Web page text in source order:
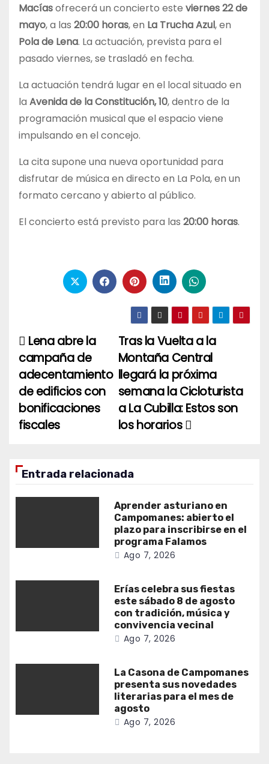
Macíasofrecerá un concierto este viernes 22 de
mayo, a las 20:00 horas, en La Trucha Azul, en
Pola de Lena. La actuación, prevista para el
pasado viernes, se trasladó en fecha.
La actuación tendrá lugar en el local situado en
la Avenida de la Constitución, 10, dentro de la
programación musical que el espacio viene
impulsando en el concejo.
La cita supone una nueva oportunidad para
disfrutar de música en directo en La Pola, en un
formato cercano y abierto al público.
El concierto está previsto para las 20:00 horas.
Navegación
de
entradas
Tras la Vuelta a la
Montaña Central
llegará la próxima
semana la Cicloturista
a La Cubilla: Estos son
los horarios
Lena abre la
campaña de
adecentamiento
de edificios con
bonificaciones
fiscales
Entrada relacionada
Aprender asturiano en
Campomanes: abierto el
plazo para inscribirse en el
programa Falamos
Ago 7, 2026
Erías celebra sus fiestas
este sábado 8 de agosto
con tradición, música y
convivencia vecinal
Ago 7, 2026
La Casona de Campomanes
presenta sus novedades
literarias para el mes de
agosto
Ago 7, 2026